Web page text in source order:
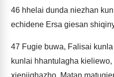
46 hhelai dunda niezhan
echidene Ersa giesan
47 Fugie buwa, Falisai
kunlai hhantulagha
xienjighazho. Matan